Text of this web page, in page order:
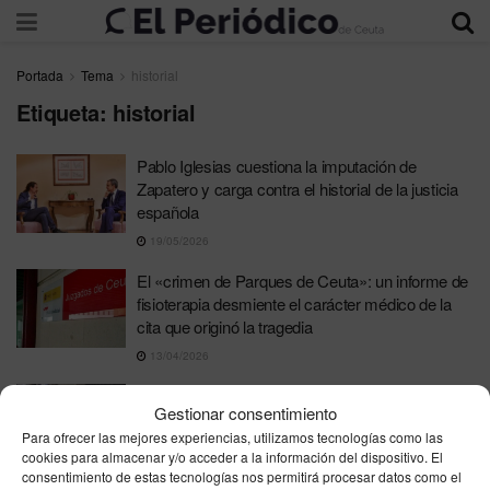
Gestionar consentimiento
Para ofrecer las mejores experiencias, utilizamos tecnologías como las
cookies para almacenar y/o acceder a la información del dispositivo. El
consentimiento de estas tecnologías nos permitirá procesar datos como el
Portada Tema historial
Etiqueta: historial
Pablo Iglesias cuestiona la imputación de
Zapatero y carga contra el historial de la justicia
española
19/05/2026
El «crimen de Parques de Ceuta»: un informe de
fisioterapia desmiente el carácter médico de la
cita que originó la tragedia
13/04/2026
Ebro se niega a confesar pese a las pruebas
12/03/2026